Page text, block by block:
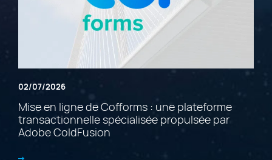
02/07/2026
Mise en ligne de Cofforms : une plateforme
transactionnelle spécialisée propulsée par
Adobe ColdFusion